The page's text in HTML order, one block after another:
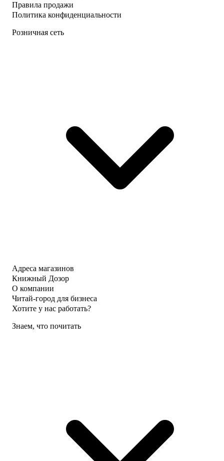
Правила продажи
Политика конфиденциальности
Розничная сеть
Адреса магазинов
Книжный Дозор
О компании
Читай-город для бизнеса
Хотите у нас работать?
Знаем, что почитать